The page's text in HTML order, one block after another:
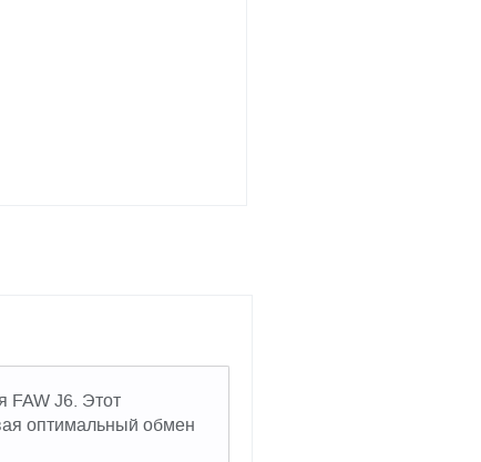
FAW J6. Этот
оптимальный обмен